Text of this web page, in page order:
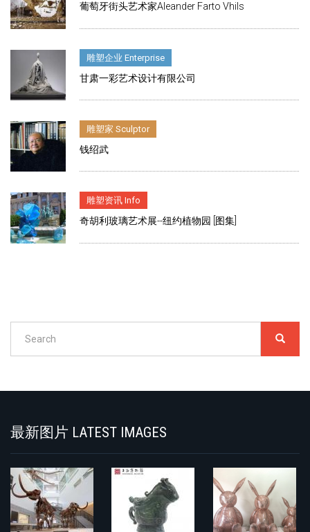
葡萄牙街头艺术家Aleander Farto Vhils
雕塑企业 Enterprise
甘肃一彩艺术设计有限公司
雕塑家 Sculptor
钱绍武
雕塑资讯 Info
奇胡利玻璃艺术展--纽约植物园 [图集]
最新图片 LATEST IMAGES